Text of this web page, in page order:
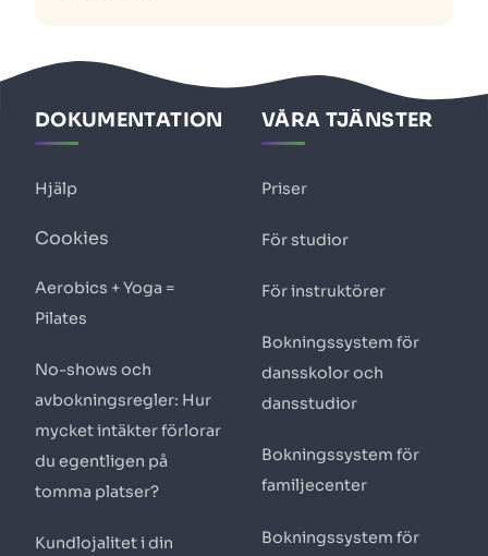
DOKUMENTATION
Hjälp
Cookies
Aerobics + Yoga =
Pilates
No-shows och
avbokningsregler: Hur
mycket intäkter förlorar
du egentligen på
tomma platser?
Kundlojalitet i din
VÅRA TJÄNSTER
Priser
För studior
För instruktörer
Bokningssystem för
dansskolor och
dansstudior
Bokningssystem för
familjecenter
Bokningssystem för